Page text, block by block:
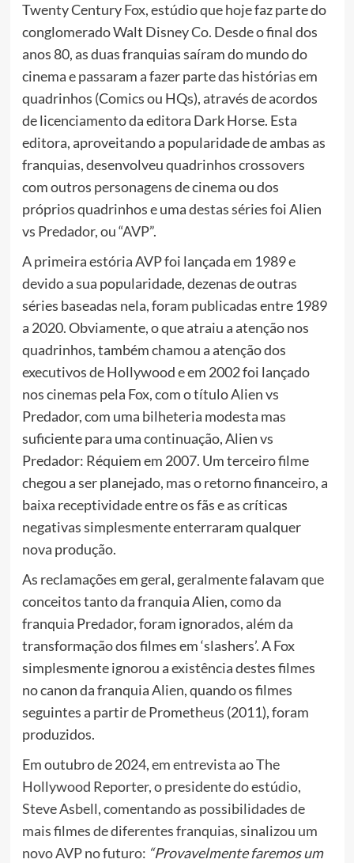
Twenty Century Fox, estúdio que hoje faz parte do
conglomerado Walt Disney Co. Desde o final dos
anos 80, as duas franquias saíram do mundo do
cinema e passaram a fazer parte das histórias em
quadrinhos (Comics ou HQs), através de acordos
de licenciamento da editora Dark Horse. Esta
editora, aproveitando a popularidade de ambas as
franquias, desenvolveu quadrinhos crossovers
com outros personagens de cinema ou dos
próprios quadrinhos e uma destas séries foi Alien
vs Predador, ou “AVP”.
A primeira estória AVP foi lançada em 1989 e
devido a sua popularidade, dezenas de outras
séries baseadas nela, foram publicadas entre 1989
a 2020. Obviamente, o que atraiu a atenção nos
quadrinhos, também chamou a atenção dos
executivos de Hollywood e em 2002 foi lançado
nos cinemas pela Fox, com o título Alien vs
Predador, com uma bilheteria modesta mas
suficiente para uma continuação, Alien vs
Predador: Réquiem em 2007. Um terceiro filme
chegou a ser planejado, mas o retorno financeiro, a
baixa receptividade entre os fãs e as críticas
negativas simplesmente enterraram qualquer
nova produção.
As reclamações em geral, geralmente falavam que
conceitos tanto da franquia Alien, como da
franquia Predador, foram ignorados, além da
transformação dos filmes em ‘slashers’. A Fox
simplesmente ignorou a existência destes filmes
no canon da franquia Alien, quando os filmes
seguintes a partir de Prometheus (2011), foram
produzidos.
Em outubro de 2024,em entrevista ao The
Hollywood Reporter, o presidente do estúdio,
Steve Asbell, comentando as possibilidades de
mais filmes de diferentes franquias, sinalizou um
novo AVP no futuro: “Provavelmente faremos um